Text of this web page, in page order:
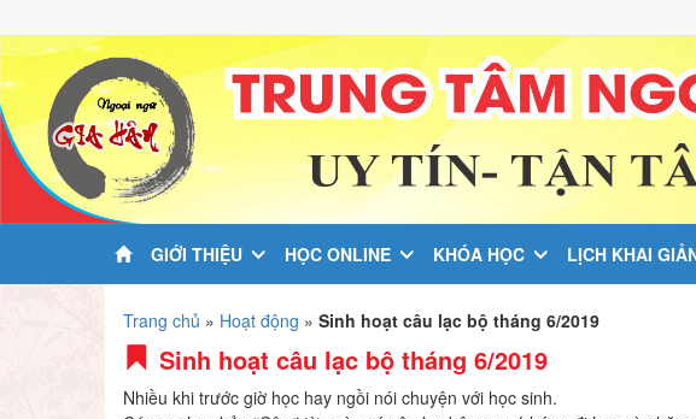
GIỚI THIỆU HỌC ONLINE KHÓA HỌC LỊCH KHAI
Trang chủ » Hoạt động » Sinh hoạt câu lạc bộ tháng 6/2019
Sinh hoạt câu lạc bộ tháng 6/2019
Nhiều khi trước giờ học hay ngồi nói chuyện với học sinh.